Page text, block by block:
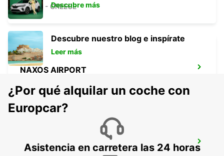
PAROS - GREECE
NAXOS AIRPORT
NAXOS CITY
Descubre más
Descubre nuestro blog e inspírate
Leer más
¿Por qué alquilar un coche con
Europcar?
Asistencia en carretera las 24 horas